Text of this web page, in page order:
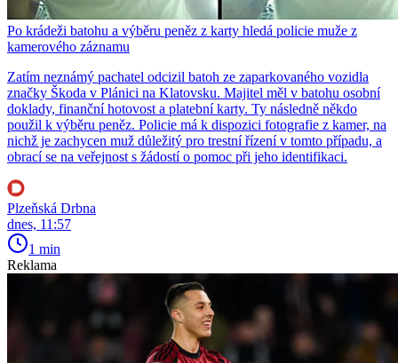
Po krádeži batohu a výběru peněz z karty hledá policie muže z
kamerového záznamu
Zatím neznámý pachatel odcizil batoh ze zaparkovaného vozidla
značky Škoda v Plánici na Klatovsku. Majitel měl v batohu osobní
doklady, finanční hotovost a platební karty. Ty následně někdo
použil k výběru peněz. Policie má k dispozici fotografie z kamer, na
nichž je zachycen muž důležitý pro trestní řízení v tomto případu, a
obrací se na veřejnost s žádostí o pomoc při jeho identifikaci.
Plzeňská Drbna
dnes, 11:57
1 min
Reklama